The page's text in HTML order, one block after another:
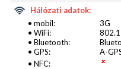
HDR fotókat is. Nem
felbontásban rögzíti a
amiket majd a
nézhetünk vissza.
Hálózati adatok:
• mobil:
3G
• WiFi:
• Bluetooth:
• GPS:
A-
• NFC: